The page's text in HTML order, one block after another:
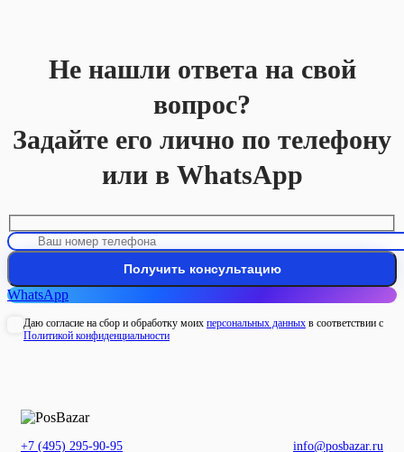
Не нашли ответа на свой
вопрос?
Задайте его лично по телефону
или в WhatsApp
WhatsApp
Даю согласие на сбор и обработку моих персональных данных в соответствии с
Политикой конфиденциальности
+7 (495) 295-90-95
info@posbazar.ru